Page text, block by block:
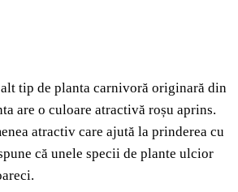
tip de planta carnivoră originară din
are o culoare atractivă roșu aprins.
atractiv care ajută la prinderea cu
că unele specii de plante ulcior